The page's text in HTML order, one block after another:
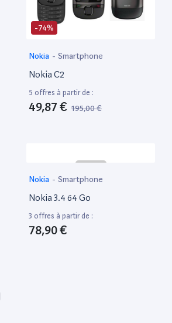
-74%
Nokia - Smartphone
Nokia C2
5 offres à partir de :
49,87 € 195,00 €
Nokia - Smartphone
Nokia 3.4 64 Go
3 offres à partir de :
78,90 €